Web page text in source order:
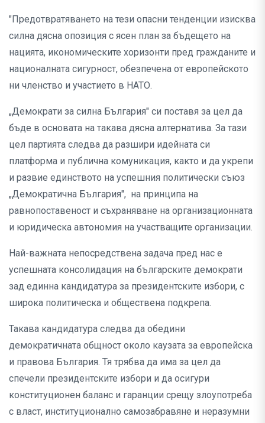
"Предотвратяването на тези опасни тенденции изисква
силна дясна опозиция с ясен план за бъдещето на
нацията, икономическите хоризонти пред гражданите и
националната сигурност, обезпечена от европейското
ни членство и участието в НАТО.
„Демократи за силна България" си поставя за цел да
бъде в основата на такава дясна алтернатива. За тази
цел партията следва да разшири идейната си
платформа и публична комуникация, както и да укрепи
и развие единството на успешния политически съюз
„Демократична България", на принципа на
равнопоставеност и съхраняване на организационната
и юридическа автономия на участващите организации.
Най-важната непосредствена задача пред нас е
успешната консолидация на българските демократи
зад единна кандидатура за президентските избори, с
широка политическа и обществена подкрепа.
Такава кандидатура следва да обедини
демократичната общност около каузата за европейска
и правова България. Тя трябва да има за цел да
спечели президентските избори и да осигури
конституционен баланс и гаранции срещу злоупотреба
с власт, институционално самозабравяне и неразумни